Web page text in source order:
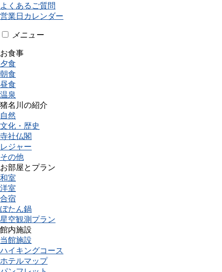
よくあるご質問
営業日カレンダー
メニュー
お食事
夕食
朝食
昼食
温泉
猪名川の紹介
自然
文化・歴史
寺社仏閣
レジャー
その他
お部屋とプラン
和室
洋室
合宿
ぼたん鍋
星空観測プラン
館内施設
当館施設
ハイキングコース
ホテルマップ